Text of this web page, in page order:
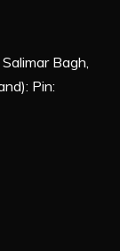
Bagh,
Pin: